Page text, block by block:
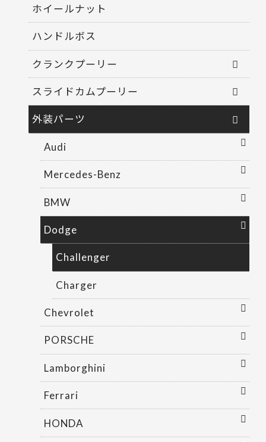
ホイールナット
ハンドルボス
クランクプーリー
スライドカムプーリー
外装パーツ
Audi
Mercedes-Benz
BMW
Dodge
Challenger
Charger
Chevrolet
PORSCHE
Lamborghini
Ferrari
HONDA